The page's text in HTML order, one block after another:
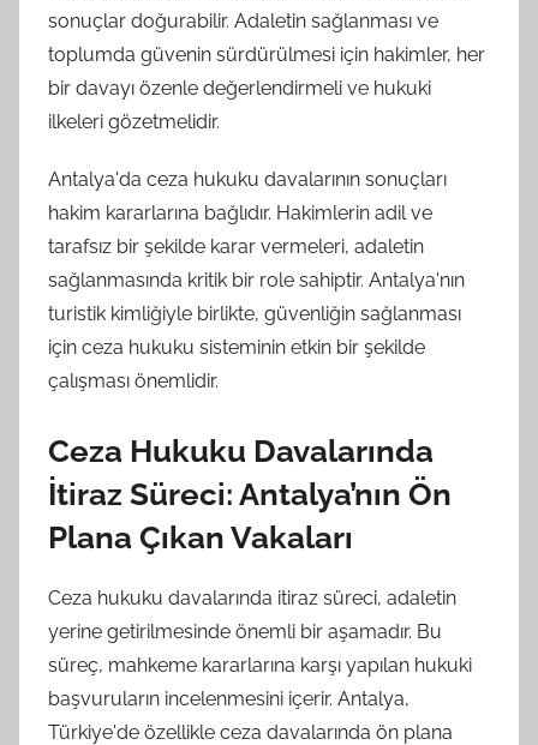
sonuçlar doğurabilir. Adaletin sağlanması ve
toplumda güvenin sürdürülmesi için hakimler, her
bir davayı özenle değerlendirmeli ve hukuki
ilkeleri gözetmelidir.
Antalya'da ceza hukuku davalarının sonuçları
hakim kararlarına bağlıdır. Hakimlerin adil ve
tarafsız bir şekilde karar vermeleri, adaletin
sağlanmasında kritik bir role sahiptir. Antalya'nın
turistik kimliğiyle birlikte, güvenliğin sağlanması
için ceza hukuku sisteminin etkin bir şekilde
çalışması önemlidir.
Ceza Hukuku Davalarında
İtiraz Süreci: Antalya’nın Ön
Plana Çıkan Vakaları
Ceza hukuku davalarında itiraz süreci, adaletin
yerine getirilmesinde önemli bir aşamadır. Bu
süreç, mahkeme kararlarına karşı yapılan hukuki
başvuruların incelenmesini içerir. Antalya,
Türkiye'de özellikle ceza davalarında ön plana